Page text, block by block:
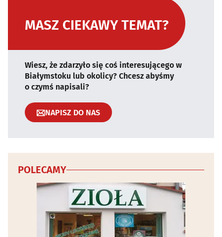
MASZ CIEKAWY TEMAT?
Wiesz, że zdarzyło się coś interesującego w
Białymstoku lub okolicy? Chcesz abyśmy
o czymś napisali?
NAPISZ DO NAS
POLECAMY